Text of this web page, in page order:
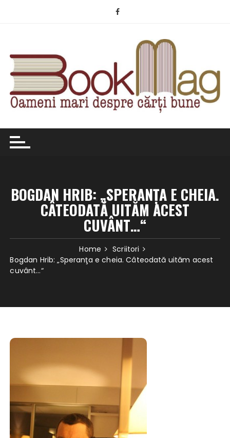
BOGDAN HRIB: „SPERANŢA E CHEIA.
CÂTEODATĂ UITĂM ACEST
CUVÂNT…“
Home
Scriitori
Bogdan Hrib: „Speranţa e cheia. Câteodată uităm acest
cuvânt…“